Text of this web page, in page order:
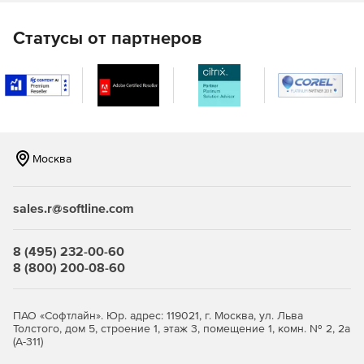
Организация защищенного удаленного доступа к сети
для мобильных сотрудников.
Защита беспроводных сегментов сетей.
сетей общего пользования
Криптографическая защита передаваемых данных в
Межсетевое экранирование – защита внутренних
Статусы от партнеров
Москва
sales.r@softline.com
8 (495) 232-00-60
8 (800) 200-08-60
ПАО «Софтлайн». Юр. адрес: 119021, г. Москва, ул. Льва
Толстого, дом 5, строение 1, этаж 3, помещение 1, комн. № 2, 2а
(А-311)